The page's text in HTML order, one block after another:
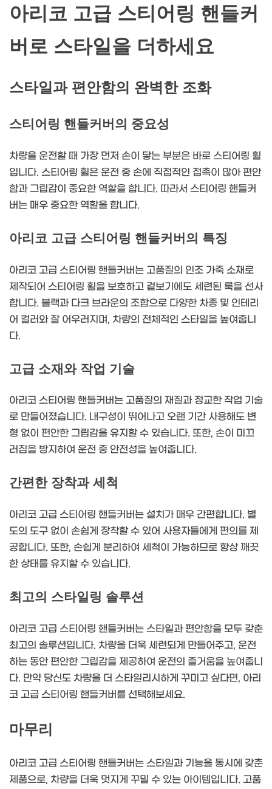
아리코 고급 스티어링 핸들커
버로 스타일을 더하세요
스타일과 편안함의 완벽한 조화
스티어링 핸들커버의 중요성
차량을 운전할 때 가장 먼저 손이 닿는 부분은 바로 스티어링 휠
입니다. 스티어링 휠은 운전 중 손에 직접적인 접촉이 많아 편안
함과 그립감이 중요한 역할을 합니다. 따라서 스티어링 핸들커
버는 매우 중요한 역할을 합니다.
아리코 고급 스티어링 핸들커버의 특징
아리코 고급 스티어링 핸들커버는 고품질의 인조 가죽 소재로
제작되어 스티어링 휠을 보호하고 겉보기에도 세련된 룩을 선사
합니다. 블랙과 다크 브라운의 조합으로 다양한 차종 및 인테리
어 컬러와 잘 어우러지며, 차량의 전체적인 스타일을 높여줍니
다.
고급 소재와 작업 기술
아리코 스티어링 핸들커버는 고품질의 재질과 정교한 작업 기술
로 만들어졌습니다. 내구성이 뛰어나고 오랜 기간 사용해도 변
형 없이 편안한 그립감을 유지할 수 있습니다. 또한, 손이 미끄
러짐을 방지하여 운전 중 안전성을 높여줍니다.
간편한 장착과 세척
아리코 고급 스티어링 핸들커버는 설치가 매우 간편합니다. 별
도의 도구 없이 손쉽게 장착할 수 있어 사용자들에게 편의를 제
공합니다. 또한, 손쉽게 분리하여 세척이 가능하므로 항상 깨끗
한 상태를 유지할 수 있습니다.
최고의 스타일링 솔루션
아리코 고급 스티어링 핸들커버는 스타일과 편안함을 모두 갖춘
최고의 솔루션입니다. 차량을 더욱 세련되게 만들어주고, 운전
하는 동안 편안한 그립감을 제공하여 운전의 즐거움을 높여줍니
다. 만약 당신도 차량을 더 스타일리시하게 꾸미고 싶다면, 아리
코 고급 스티어링 핸들커버를 선택해보세요.
마무리
아리코 고급 스티어링 핸들커버는 스타일과 기능을 동시에 갖춘
제품으로, 차량을 더욱 멋지게 꾸밀 수 있는 아이템입니다. 고품